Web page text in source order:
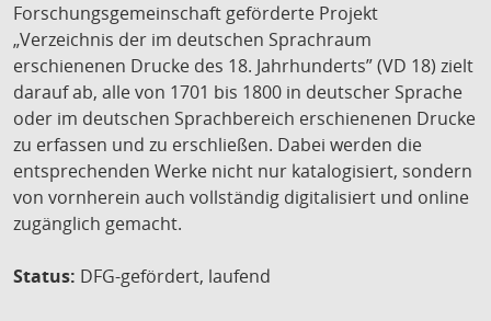
Forschungsgemeinschaft geförderte Projekt
„Verzeichnis der im deutschen Sprachraum
erschienenen Drucke des 18. Jahrhunderts” (VD 18) zielt
darauf ab, alle von 1701 bis 1800 in deutscher Sprache
oder im deutschen Sprachbereich erschienenen Drucke
zu erfassen und zu erschließen. Dabei werden die
entsprechenden Werke nicht nur katalogisiert, sondern
von vornherein auch vollständig digitalisiert und online
zugänglich gemacht.
Status: DFG-gefördert, laufend